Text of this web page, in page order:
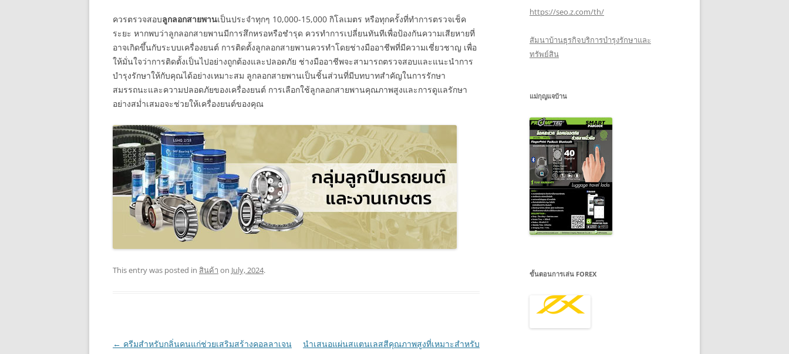
ควรตรวจสอบลูกลอกสายพานเป็นประจำทุกๆ 10,000-15,000 กิโลเมตร หรือทุกครั้งที่ทำการตรวจเช็ค
ระยะ หากพบว่าลูกลอกสายพานมีการสึกหรอหรือชำรุด ควรทำการเปลี่ยนทันทีเพื่อป้องกันความเสียหายที่
อาจเกิดขึ้นกับระบบเครื่องยนต์ การติดตั้งลูกลอกสายพานควรทำโดยช่างมืออาชีพที่มีความเชี่ยวชาญ เพื่อ
ให้มั่นใจว่าการติดตั้งเป็นไปอย่างถูกต้องและปลอดภัย ช่างมืออาชีพจะสามารถตรวจสอบและแนะนำการ
บำรุงรักษาให้กับคุณได้อย่างเหมาะสม ลูกลอกสายพานเป็นชิ้นส่วนที่มีบทบาทสำคัญในการรักษา
สมรรถนะและความปลอดภัยของเครื่องยนต์ การเลือกใช้ลูกลอกสายพานคุณภาพสูงและการดูแลรักษา
อย่างสม่ำเสมอจะช่วยให้เครื่องยนต์ของคุณ
This entry was posted in สินค้า on July, 2024.
Post
← ครีมสำหรับกลิ่นคนแก่ช่วยเสริมสร้างคอลลาเจน
นำเสนอแผ่นสแตนเลสสีคุณภาพสูงที่เหมาะสำหรับ
https://seo.z.com/th/
สัมนาบ้านธุรกิจบริการบำรุงรักษาและ
ทรัพย์สิน
แม่กุญแจบ้าน
ขั้นตอนการเล่น FOREX